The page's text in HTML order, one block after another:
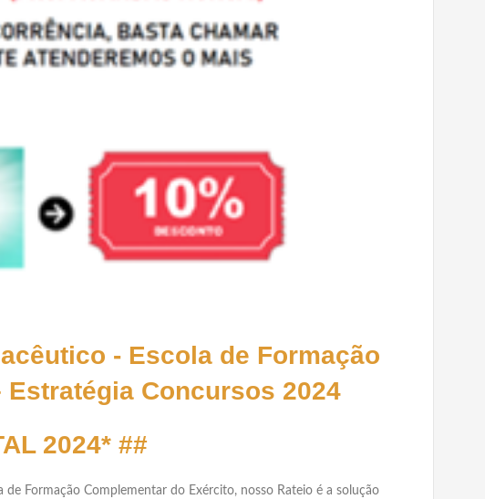
- Escola de Formação
Concursos 2024
2024* ##
Formação Complementar do Exército, nosso Rateio é a solução